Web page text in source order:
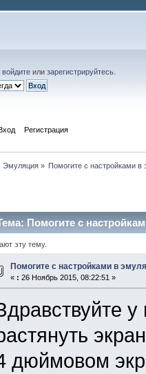
войдитеили зарегистрируйтесь.
Регистрация
Эмуляция» Помогите с настройками в
Помогите с
эту тему.
Помогите с настройками в
« : 26 Ноябрь 2015, 08:22:51 »
дюймовом